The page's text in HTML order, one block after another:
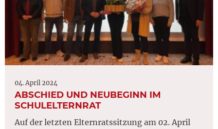
04. April 2024
ABSCHIED UND NEUBEGINN IM
SCHULELTERNRAT
Auf der letzten Elternratssitzung am 02. April